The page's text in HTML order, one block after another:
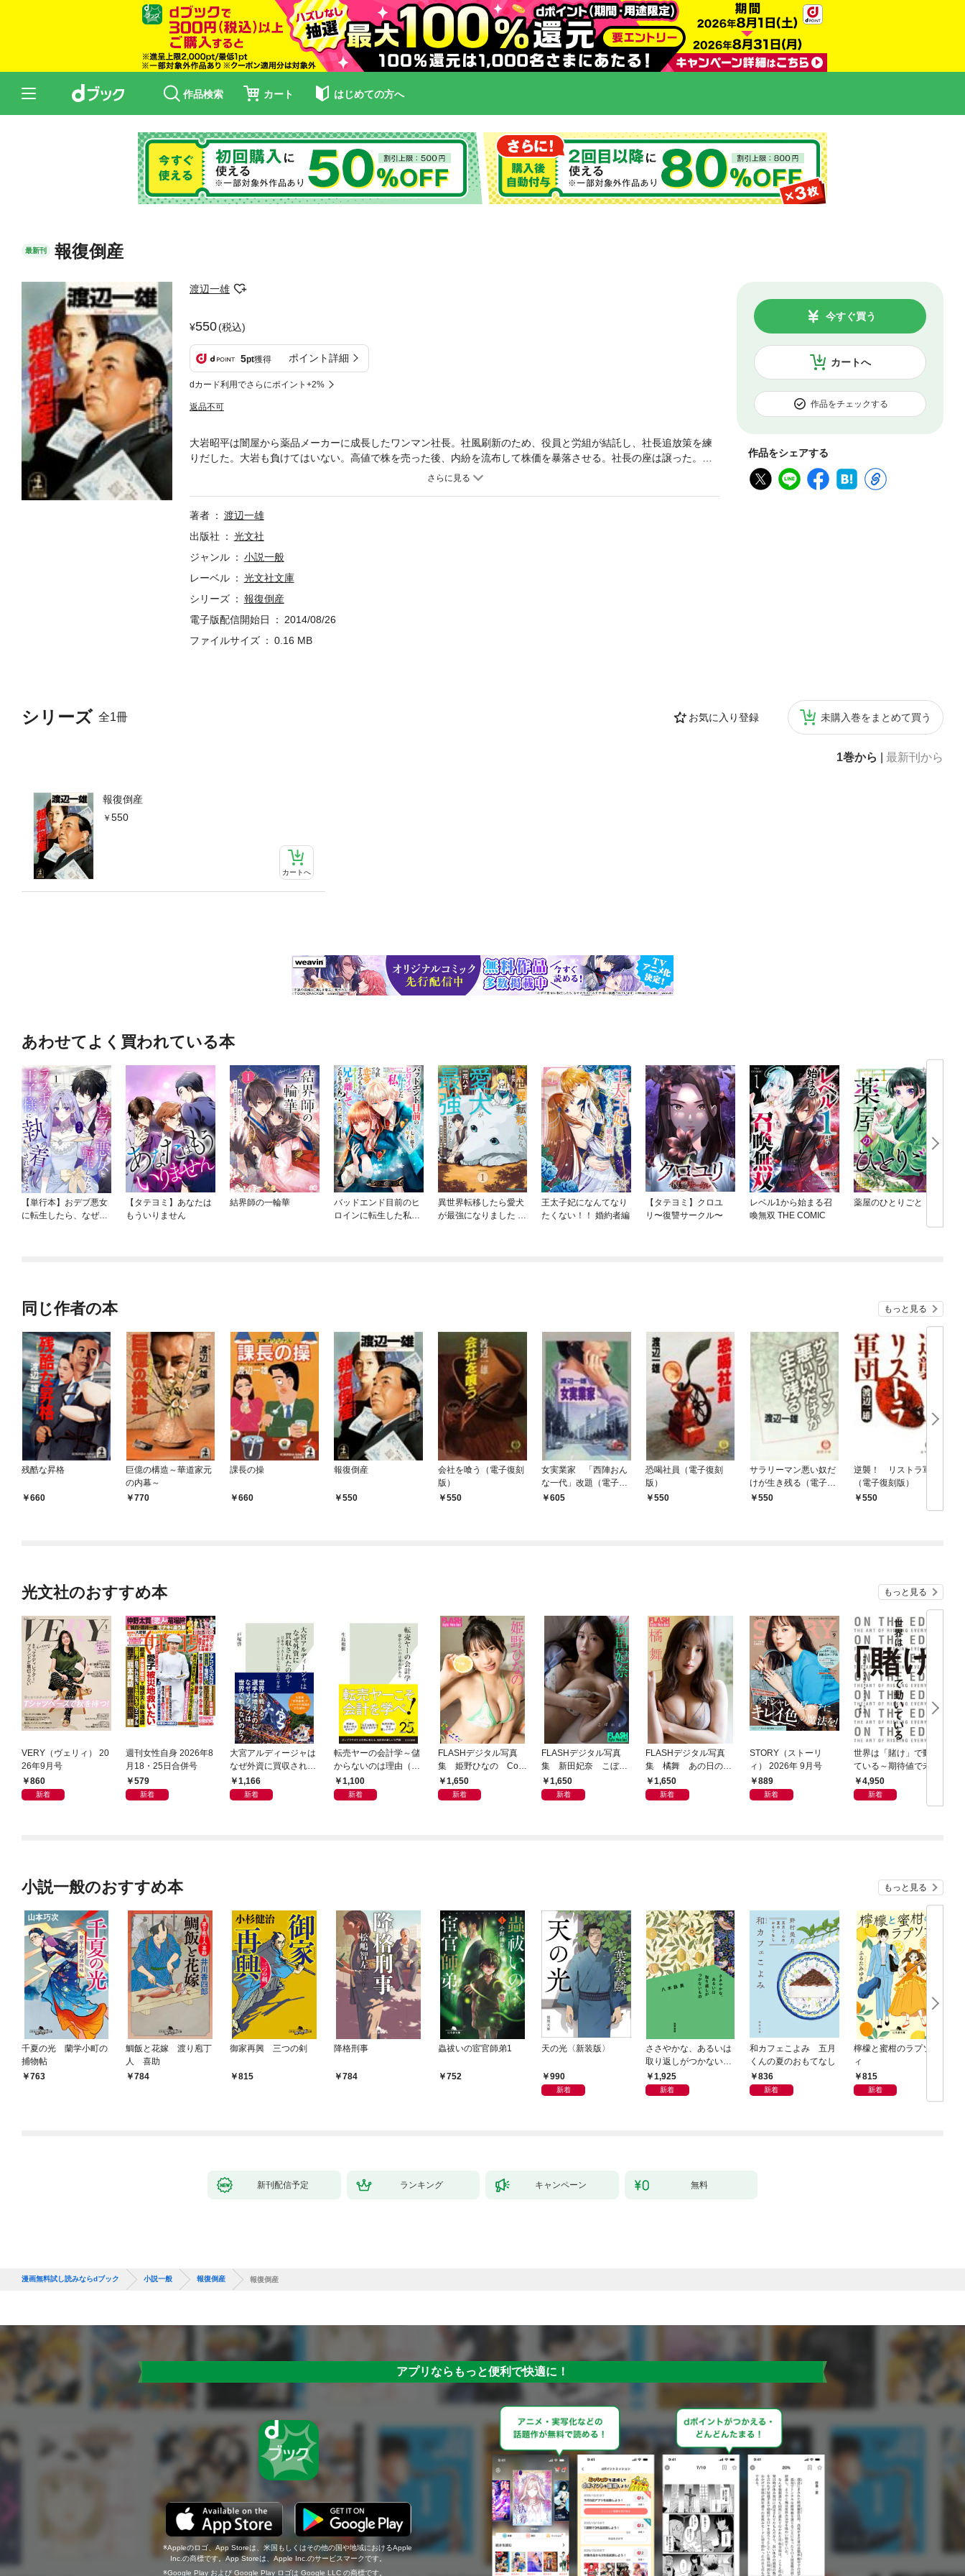
作品検索 カート はじめての方へ
最新刊 報復倒産
渡辺一雄
550(税込)
5pt獲得 ポイント詳細
dカード利用でさらにポイント+2%
返品不可
カートへ
今すぐ買う
作品をチェックする
作品をシェアする
シリーズ 全1冊 お気に入り登録 未購入巻をまとめて買う
1巻から 最新刊から
報復倒産
550
カートへ
大岩昭平は闇屋から薬品メーカーに成長したワンマン社長。社風刷新のため、役員と労組が結託し、社長追放策を練
りだした。大岩も負けてはいない。高値で株を売った後、内紛を流布して株価を暴落させる。社長の座は譲った。だ
が、制がん剤成功のニセ情報で、再び大混乱を……。悪徳経営者が社員を手玉にし、倒産へ導く残酷小説。
著者
渡辺一雄
出版社
光文社
ジャンル
小説一般
レーベル
光文社文庫
シリーズ
報復倒産
電子版配信開始日
2014/08/26
ファイルサイズ
0.16 MB
あわせてよく買われている本
【単行本】おデブ悪女
に転生したら、なぜか
【タテヨミ】あなたは
もういりません
結界師の一輪華
バッドエンド目前のヒ
ロインに転生した私、
異世界転移したら愛犬
が最強になりました ～
王太子妃になんてなり
たくない！！ 婚約者編
【タテヨミ】クロユ
リ〜復讐サークル〜
レベル1から始まる召
喚無双 THE COMIC
薬屋のひとりごと
同じ作者の本 もっと見る
残酷な昇格
660
巨億の構造～華道家元
の内幕～
770
課長の操
660
報復倒産
550
会社を喰う（電子復刻
版）
550
女実業家 「西陣おん
な一代」改題（電子復
刻版）
605
恐喝社員（電子復刻
版）
550
サラリーマン悪い奴だ
けが生き残る（電子復
刻版）
550
逆襲！ リストラ軍団
（電子復刻版）
550
光文社のおすすめ本 もっと見る
VERY（ヴェリィ） 20
26年9月号
860
新着
週刊女性自身 2026年8
月18・25日合併号
579
新着
大宮アルディージャは
なぜ外資に買収された
のか？～日本サッカー
とスポーツビジネスに
1,166
新着
転売ヤーの会計学～儲
からないのは理由（わ
け）がある～
1,100
新着
FLASHデジタル写真
集 姫野ひなの Colo
rful Summer
1,650
新着
FLASHデジタル写真
集 新田妃奈 こぼれ
る1,650
新着
FLASHデジタル写真
集 橘舞 あの日の続
き1,650
新着
STORY（ストーリ
ィ） 2026年 9月号
889
新着
世界は「賭け」で動い
ている～期待値で未来
を読むリスクテイカー
たちの思考法～
4,950
新着
小説一般のおすすめ本 もっと見る
千夏の光 蘭学小町の
捕物帖
763
鯛飯と花嫁 渡り庖丁
人 喜助
784
御家再興 三つの剣
815
降格刑事
784
蟲祓いの宦官師弟1
752
天の光〈新装版〉
990
新着
ささやかな、あるいは
取り返しがつかないも
の1,925
新着
和カフェこよみ 五月
くんの夏のおもてなし
836
新着
檸檬と蜜柑のラプソデ
ィ
815
新着
新刊配信予定 ランキング キャンペーン 無料
漫画無料試し読みならdブック 小説一般 報復倒産 報復倒産
アプリならもっと便利で快適に！
Appleのロゴ、App Storeは、米国もしくはその他の国や地域におけるApple
Inc.の商標です。App Storeは、Apple Inc.のサービスマークです。
Google Play および Google Play ロゴは Google LLC の商標です。